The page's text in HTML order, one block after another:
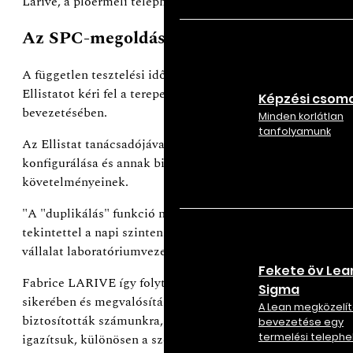
Képzési
Minden korlátlan
tanfolyamunk
Fekete öv
Sigma
A Lean
bevezetése egy
termelési
Az SPC-megoldás "expressz" telepítése
A független tesztelési időszakot követően a Cellulose de
Ellistatot kéri fel a terepen történő támogatásra, hogy
bevezetésében.
Az Ellistat tanácsadójával mindössze egy napot vett
konfigurálása és annak biztosítása, hogy az megfeleljen a
követelményeinek.
"A "duplikálás" funkció nagy segítséget jelentett az
tekintettel a napi szinten kezelendő nagyszámú
vállalat laboratóriumvezetője.
Fabrice LARIVE így folytatja: "Az Ellistat csapata döntő
sikerében és megvalósításában. Az ipari minőséggel
biztosították számunkra, és segítettek abban, hogy az
igazítsuk, különösen a szoftver elvárásainknak megfelelő